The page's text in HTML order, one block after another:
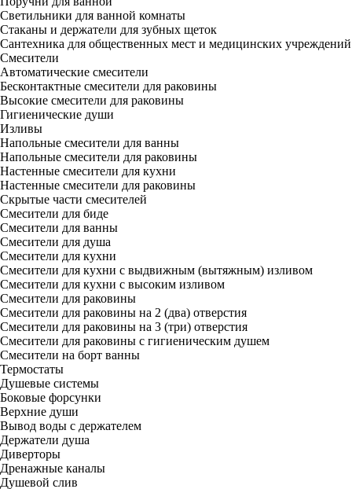
Светильники для ванной комнаты
Стаканы и держатели для зубных щеток
Сантехника для общественных мест и медицинских учреждений
Смесители
Автоматические смесители
Бесконтактные смесители для раковины
Высокие смесители для раковины
Гигиенические души
Изливы
Напольные смесители для ванны
Напольные смесители для раковины
Настенные смесители для кухни
Настенные смесители для раковины
Скрытые части смесителей
Смесители для биде
Смесители для ванны
Смесители для душа
Смесители для кухни
Смесители для кухни с выдвижным (вытяжным) изливом
Смесители для кухни с высоким изливом
Смесители для раковины
Смесители для раковины на 2 (два) отверстия
Смесители для раковины на 3 (три) отверстия
Смесители для раковины с гигиеническим душем
Смесители на борт ванны
Термостаты
Душевые системы
Боковые форсунки
Верхние души
Вывод воды с держателем
Держатели душа
Диверторы
Дренажные каналы
Душевой слив